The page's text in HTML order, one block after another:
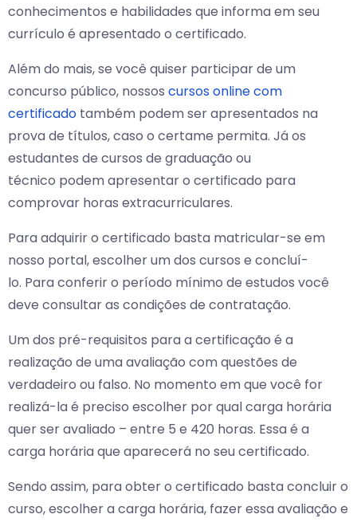
conhecimentos e habilidades que informa em seu
currículo é apresentado o certificado.
Além do mais, se você quiser participar de um
concurso público, nossos cursos online com
certificado também podem ser apresentados na
prova de títulos, caso o certame permita. Já os
estudantes de cursos de graduação ou
técnico podem apresentar o certificado para
comprovar horas extracurriculares.
Para adquirir o certificado basta matricular-se em
nosso portal, escolher um dos cursos e concluí-
lo. Para conferir o período mínimo de estudos você
deve consultar as condições de contratação.
Um dos pré-requisitos para a certificação é a
realização de uma avaliação com questões de
verdadeiro ou falso. No momento em que você for
realizá-la é preciso escolher por qual carga horária
quer ser avaliado – entre 5 e 420 horas. Essa é a
carga horária que aparecerá no seu certificado.
Sendo assim, para obter o certificado basta concluir o
curso, escolher a carga horária, fazer essa avaliação e